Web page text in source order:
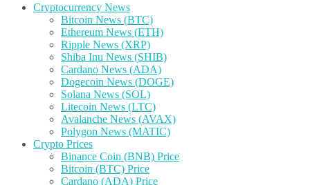
Cryptocurrency News
Bitcoin News (BTC)
Ethereum News (ETH)
Ripple News (XRP)
Shiba Inu News (SHIB)
Cardano News (ADA)
Dogecoin News (DOGE)
Solana News (SOL)
Litecoin News (LTC)
Avalanche News (AVAX)
Polygon News (MATIC)
Crypto Prices
Binance Coin (BNB) Price
Bitcoin (BTC) Price
Cardano (ADA) Price